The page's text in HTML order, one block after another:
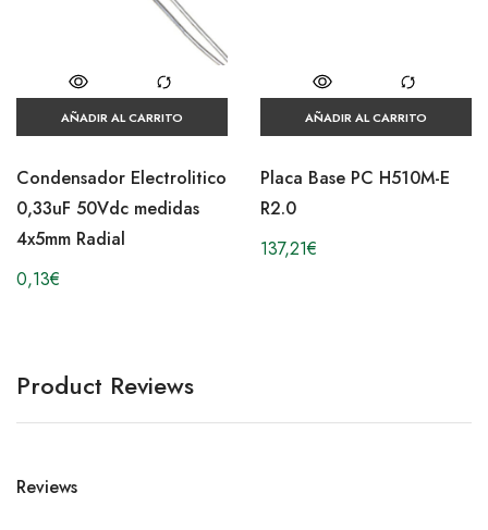
AÑADIR AL CARRITO
Condensador Electrolitico
0,33uF 50Vdc medidas
4x5mm Radial
0,13€
AÑADIR AL CARRITO
Placa Base PC H510M-E
R2.0
137,21€
Product Reviews
Reviews